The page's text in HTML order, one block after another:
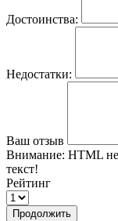
Достоинства:
Недостатки:
Ваш отзыв
Внимание: HTML
текст!
Рейтинг
Продолжить